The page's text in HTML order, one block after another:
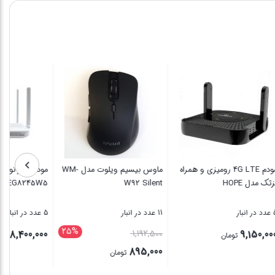
مانیتور خودرو STELOCK مدل
3%
مودم 4G LTE رومیزی و همراه
نزتک مدل HOPE
9,150,000
ماوس بیسیم ویلوت مدل WM-
25%
قیمت
895,000